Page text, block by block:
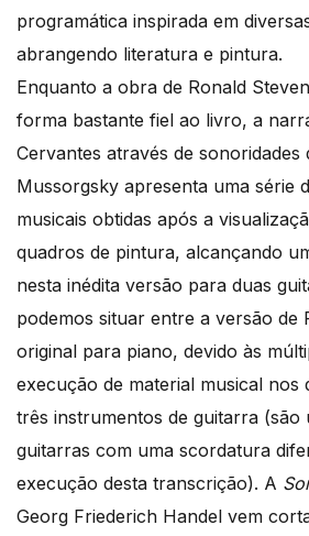
programática inspirada em
abrangendo literatura e pintura.
Enquanto a obra de Ronald
forma bastante fiel ao livro, a
Cervantes através de sonoridades
Mussorgsky apresenta uma série
musicais obtidas após a
quadros de pintura, alcançando
nesta inédita versão para duas
podemos situar entre a versão de
original para piano, devido às
execução de material musical nos
três instrumentos de guitarra (são
guitarras com uma scordatura
execução desta transcrição). A
Georg Friederich Handel vem